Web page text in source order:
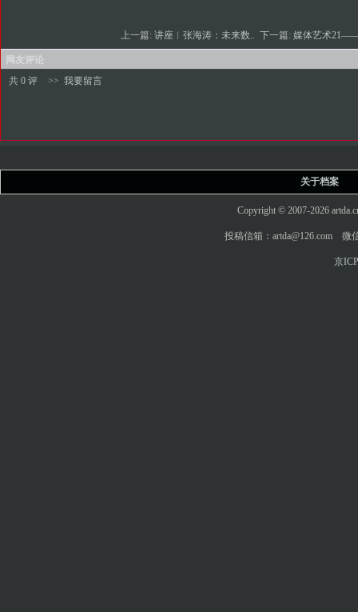
上一篇:讲座︱张海涛：未来数.. 下一篇:媒体艺术
网友评论
共 0 评
>> 我要留言
关于档案
Copyright © 2007-2026
投稿信箱：artda@126.com 微
京